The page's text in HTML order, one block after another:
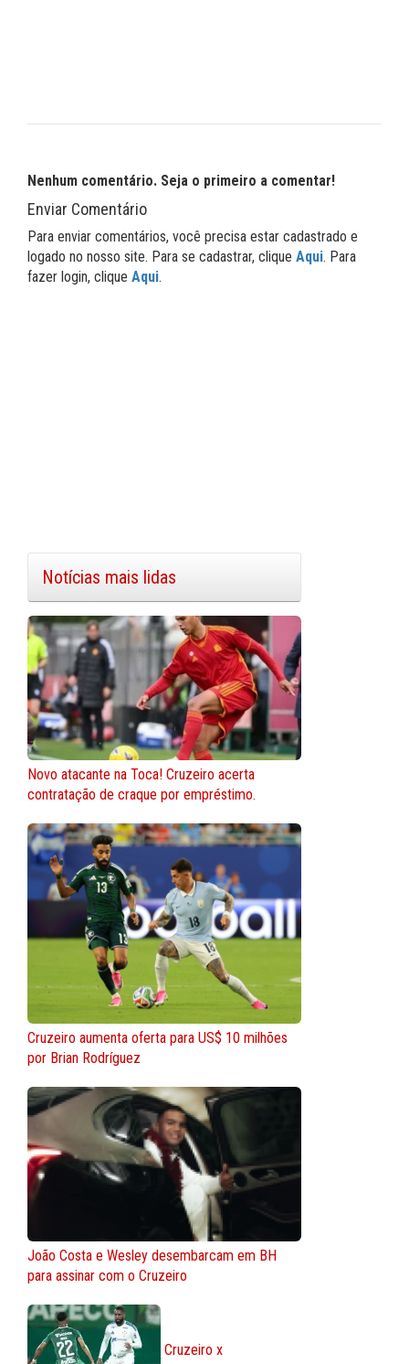
Nenhum comentário. Seja o primeiro a comentar!
Enviar Comentário
Para enviar comentários, você precisa estar cadastrado e
logado no nosso site. Para se cadastrar, clique Aqui. Para
fazer login, clique Aqui.
Notícias mais lidas
Novo atacante na Toca! Cruzeiro acerta
contratação de craque por empréstimo.
Cruzeiro aumenta oferta para US$ 10 milhões
por Brian Rodríguez
João Costa e Wesley desembarcam em BH
para assinar com o Cruzeiro
Cruzeiro x